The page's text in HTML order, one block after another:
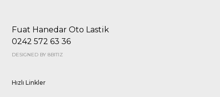
Fuat Hanedar Oto Lastik
0242 572 63 36
DESIGNED BY 8BITIZ
Hızlı Linkler